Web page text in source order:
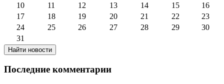
10
11 12 13 14 15
16
17
18 19 20 21 22
23
24
25 26 27 28 29
30
31
Последние комментарии